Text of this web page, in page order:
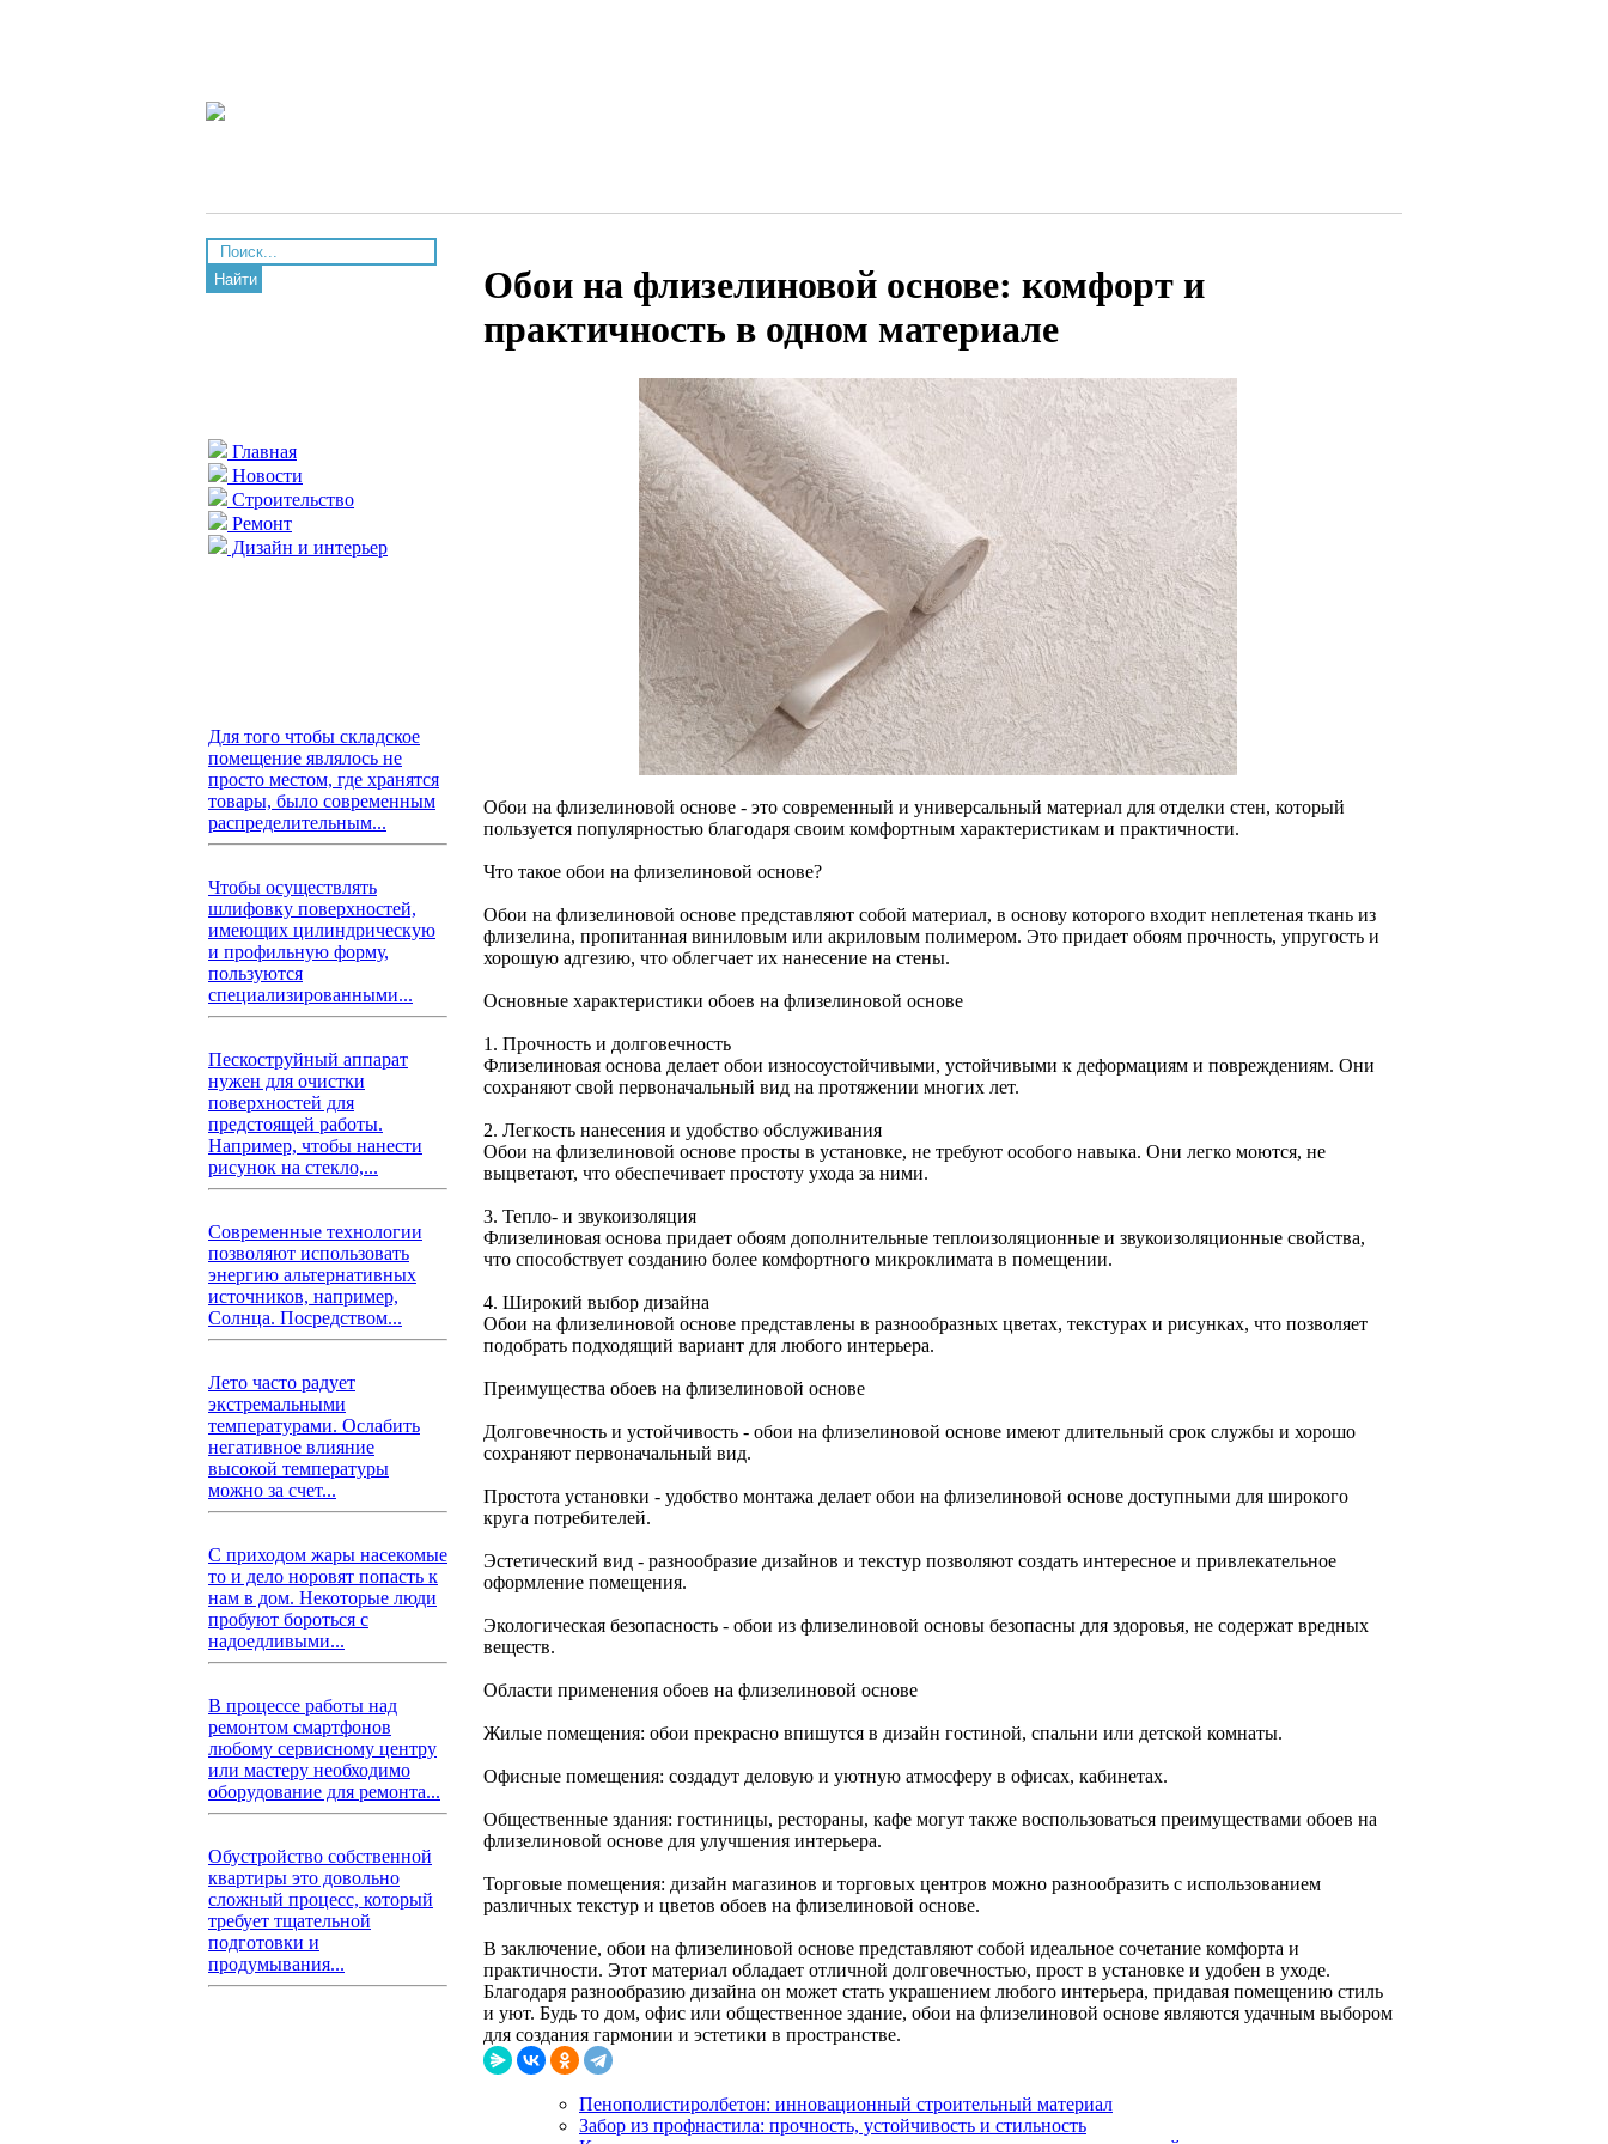
Найти
Главная
Новости
Строительство
Ремонт
Дизайн и интерьер
Для того чтобы складское
помещение являлось не
просто местом, где хранятся
товары, было современным
распределительным...
Чтобы осуществлять
шлифовку поверхностей,
имеющих цилиндрическую
и профильную форму,
пользуются
специализированными...
Пескоструйный аппарат
нужен для очистки
поверхностей для
предстоящей работы.
Например, чтобы нанести
рисунок на стекло,...
Современные технологии
позволяют использовать
энергию альтернативных
источников, например,
Солнца. Посредством...
Лето часто радует
экстремальными
температурами. Ослабить
негативное влияние
высокой температуры
можно за счет...
С приходом жары насекомые
то и дело норовят попасть к
нам в дом. Некоторые люди
пробуют бороться с
надоедливыми...
В процессе работы над
ремонтом смартфонов
любому сервисному центру
или мастеру необходимо
оборудование для ремонта...
Обустройство собственной
квартиры это довольно
сложный процесс, который
требует тщательной
подготовки и
продумывания...
Обои на флизелиновой основе: комфорт и
практичность в одном материале
Обои на флизелиновой основе - это современный и универсальный материал для отделки стен, который
пользуется популярностью благодаря своим комфортным характеристикам и практичности.
Что такое обои на флизелиновой основе?
Обои на флизелиновой основе представляют собой материал, в основу которого входит неплетеная ткань из
флизелина, пропитанная виниловым или акриловым полимером. Это придает обоям прочность, упругость и
хорошую адгезию, что облегчает их нанесение на стены.
Основные характеристики обоев на флизелиновой основе
1. Прочность и долговечность
Флизелиновая основа делает обои износоустойчивыми, устойчивыми к деформациям и повреждениям. Они
сохраняют свой первоначальный вид на протяжении многих лет.
2. Легкость нанесения и удобство обслуживания
Обои на флизелиновой основе просты в установке, не требуют особого навыка. Они легко моются, не
выцветают, что обеспечивает простоту ухода за ними.
3. Тепло- и звукоизоляция
Флизелиновая основа придает обоям дополнительные теплоизоляционные и звукоизоляционные свойства,
что способствует созданию более комфортного микроклимата в помещении.
4. Широкий выбор дизайна
Обои на флизелиновой основе представлены в разнообразных цветах, текстурах и рисунках, что позволяет
подобрать подходящий вариант для любого интерьера.
Преимущества обоев на флизелиновой основе
Долговечность и устойчивость - обои на флизелиновой основе имеют длительный срок службы и хорошо
сохраняют первоначальный вид.
Простота установки - удобство монтажа делает обои на флизелиновой основе доступными для широкого
круга потребителей.
Эстетический вид - разнообразие дизайнов и текстур позволяют создать интересное и привлекательное
оформление помещения.
Экологическая безопасность - обои из флизелиновой основы безопасны для здоровья, не содержат вредных
веществ.
Области применения обоев на флизелиновой основе
Жилые помещения: обои прекрасно впишутся в дизайн гостиной, спальни или детской комнаты.
Офисные помещения: создадут деловую и уютную атмосферу в офисах, кабинетах.
Общественные здания: гостиницы, рестораны, кафе могут также воспользоваться преимуществами обоев на
флизелиновой основе для улучшения интерьера.
Торговые помещения: дизайн магазинов и торговых центров можно разнообразить с использованием
различных текстур и цветов обоев на флизелиновой основе.
В заключение, обои на флизелиновой основе представляют собой идеальное сочетание комфорта и
практичности. Этот материал обладает отличной долговечностью, прост в установке и удобен в уходе.
Благодаря разнообразию дизайна он может стать украшением любого интерьера, придавая помещению стиль
и уют. Будь то дом, офис или общественное здание, обои на флизелиновой основе являются удачным выбором
для создания гармонии и эстетики в пространстве.
Пенополистиролбетон: инновационный строительный материал
Забор из профнастила: прочность, устойчивость и стильность